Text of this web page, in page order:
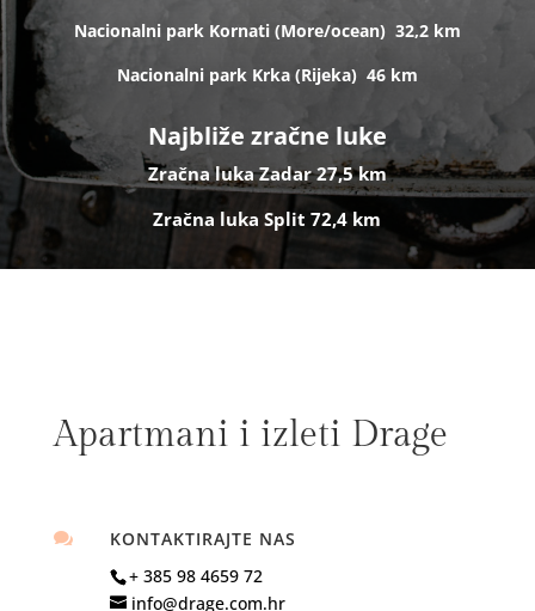
Nacionalni park Kornati (More/ocean) 32,2 km
Nacionalni park Krka (Rijeka) 46 km
Najbliže zračne luke
Zračna luka Zadar 27,5 km
Zračna luka Split 72,4 km
Apartmani i izleti Drage

KONTAKTIRAJTE NAS
+ 385 98 4659 72
info@drage.com.hr